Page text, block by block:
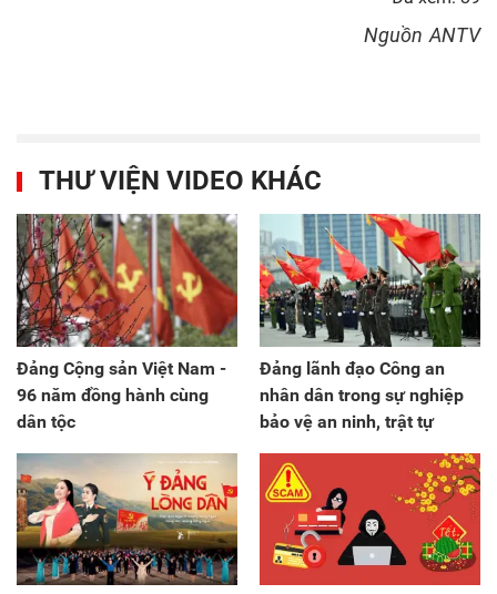
Nguồn ANTV
THƯ VIỆN VIDEO KHÁC
Đảng Cộng sản Việt Nam -
96 năm đồng hành cùng
dân tộc
Đảng lãnh đạo Công an
nhân dân trong sự nghiệp
bảo vệ an ninh, trật tự